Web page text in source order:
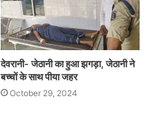
देवरानी- जेठानी का हुआ झगड़ा, जेठानी ने
बच्चों के साथ पीया जहर
October 29, 2024